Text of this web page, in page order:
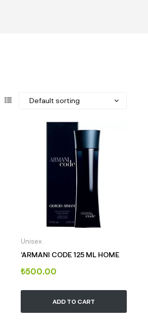
Unisex
‘ARMANI CODE 125 ML HOME
₺500.00
ADD TO CART